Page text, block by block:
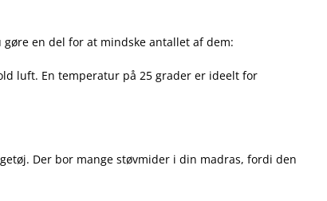
en del for at mindske antallet af dem:
luft. En temperatur på 25 grader er ideelt for
Der bor mange støvmider i din madras, fordi den